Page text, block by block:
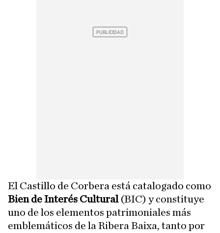
El Castillo de Corbera está catalogado como
Bien de Interés Cultural(BIC) y constituye
uno de los elementos patrimoniales más
emblemáticos de la Ribera Baixa, tanto por